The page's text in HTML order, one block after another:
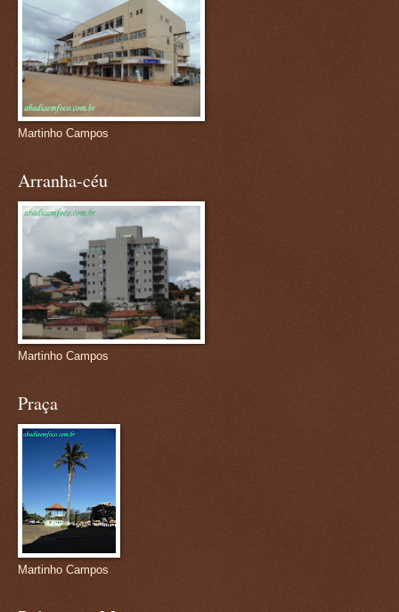
Martinho Campos
Arranha-céu
Martinho Campos
Praça
Martinho Campos